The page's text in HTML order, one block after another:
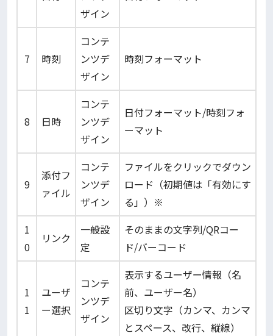
ザイン
7 時刻
コンテ
ンツデ
ザイン
時刻フォーマット
8 日時
コンテ
ンツデ
ザイン
日付フォーマット/時刻フォ
ーマット
9
添付フ
ァイル
コンテ
ンツデ
ザイン
ファイルをクリックでダウン
ロード（初期値は「有効にす
る」）※
1
0
リンク
一般設
定
そのままの文字列/QRコー
ド/バーコード
1
1
ユーザ
ー選択
コンテ
ンツデ
ザイン
表示するユーザー情報（名
前、ユーザー名）
区切り文字（カンマ、カンマ
とスペース、改行、縦線）